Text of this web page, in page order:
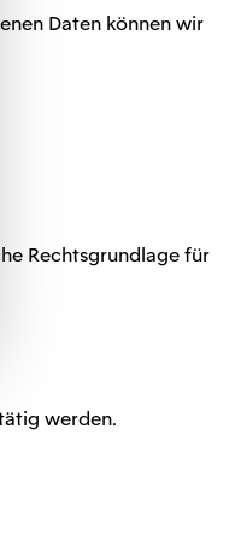
Daten können wir
Rechtsgrundlage für
werden.